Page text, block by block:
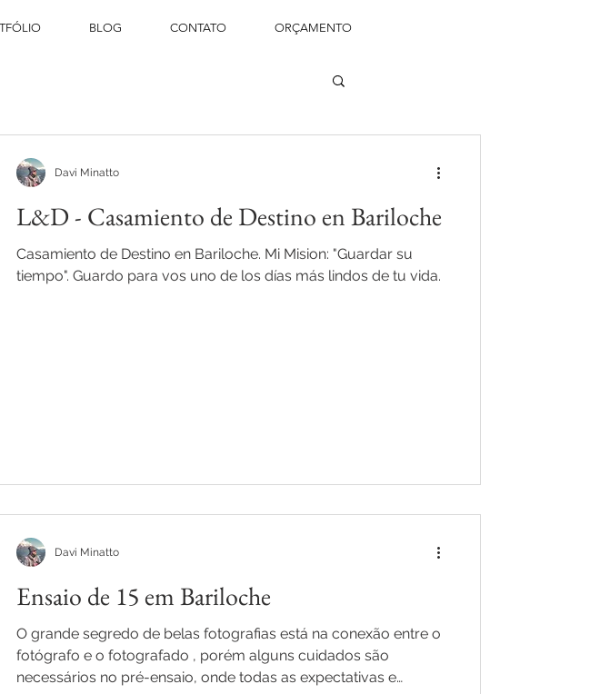
BLOG CONTATO ORÇAMENTO
L&D - Casamiento de Destino en Bariloche
Casamiento de Destino en Bariloche. Mi Mision: "Guardar su
tiempo". Guardo para vos uno de los días más lindos de tu vida.
Davi Minatto
Ensaio de 15 em Bariloche
O grande segredo de belas fotografias está na conexão entre o
fotógrafo e o fotografado , porém alguns cuidados são
necessários no pré-ensaio, onde todas as expectativas e
Davi Minatto